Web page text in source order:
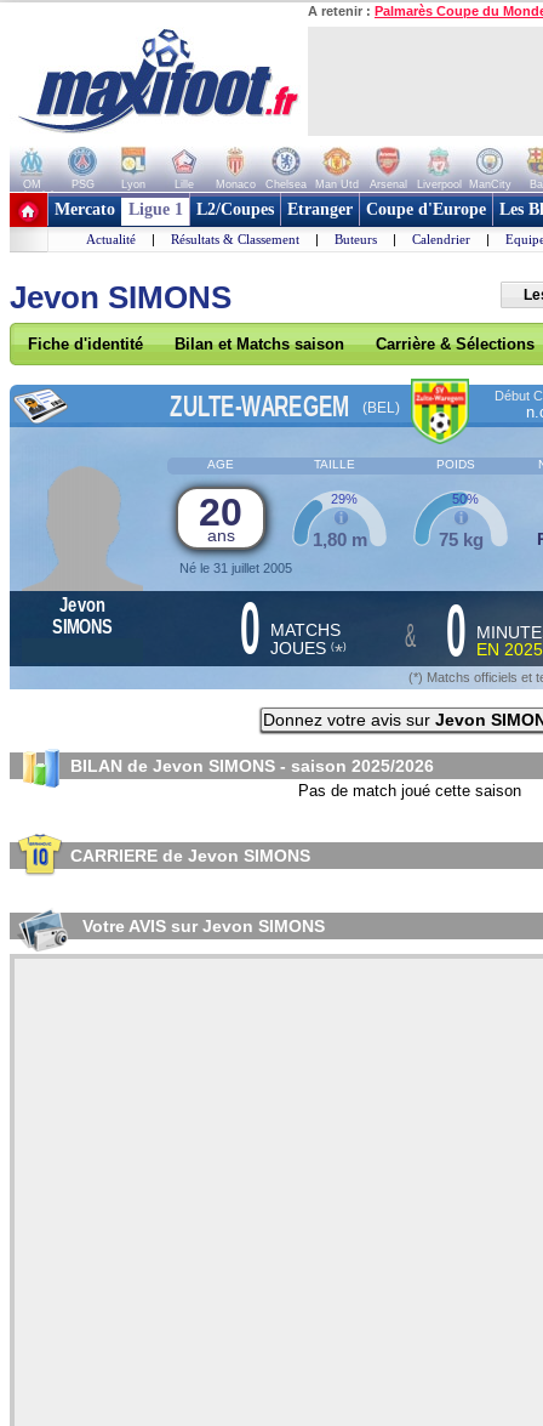
A retenir : Palmarès Coupe du
OM PSG Lyon Lille Monaco Chelsea Man Utd Arsenal Liverpool ManCity
+ de clubs
Mercato Ligue 1 L2/Coupes Etranger Coupe d'Europe Les
Actualité | Résultats & Classement | Buteurs | Calendrier |
Jevon SIMONS
Fiche d'identité Bilan et Matchs saison Carrière & Sélections
ZULTE-WAREGEM (BEL)
Début
AGE TAILLE POIDS
20
ans
Né le 31 juillet 2005
1,80 m
29%
75 kg
50%
Jevon
SIMONS
0 MATCHS
JOUES (*) & 0
EN
(*) Matchs officiels et
Donnez votre avis sur Jevon
BILAN de Jevon SIMONS - saison 2025/2026
Pas de match joué cette saison
CARRIERE de Jevon SIMONS
Votre AVIS sur Jevon SIMONS